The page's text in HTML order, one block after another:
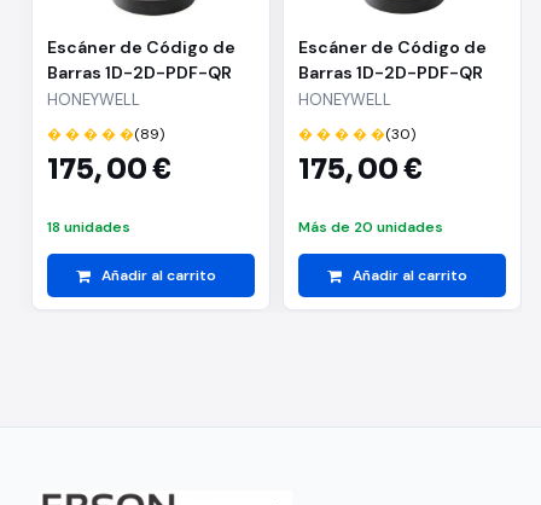
Escáner de Código de
Barras 1D-2D-PDF-QR
Honeywell Orbit HF680/
USB
HONEYWELL
� � � � �(89)
175,00 €
18 unidades
Añadir al carrito
Escáner de Código de
Barras 1D-2D-PDF-QR
Honeywell Orbit HF680/
USB
HONEYWELL
� � � � �(30)
175,00 €
Más de 20 unidades
Añadir al carrito